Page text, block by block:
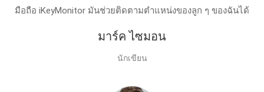
มือถือ iKeyMonitor มันช่วยติดตามตำแหน่งของลูก ๆ ของฉันได้
มาร์ค ไซมอน
นักเขียน